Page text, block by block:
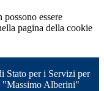
essere
pagina della cookie
Stato per i Servizi per
"Massimo Alberini"